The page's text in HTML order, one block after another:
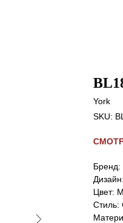
York
SKU:
Бренд:
Цвет:
Стиль: